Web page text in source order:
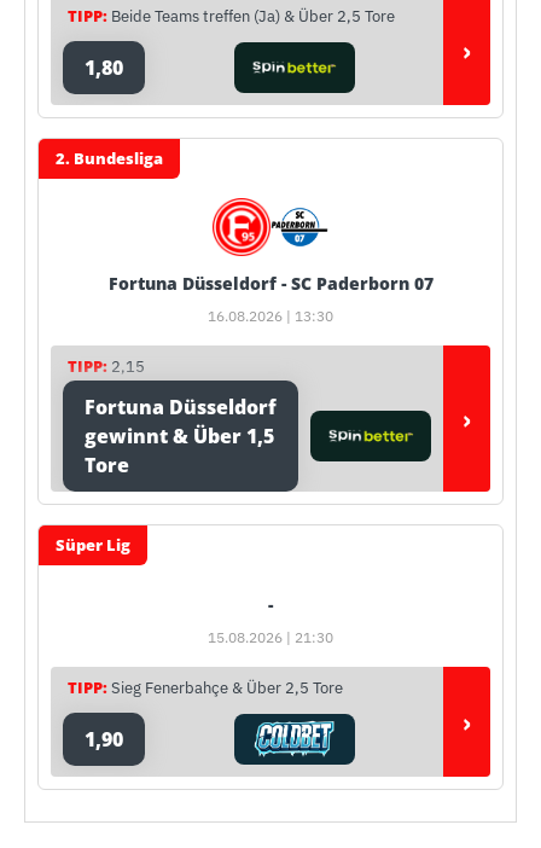
TIPP: Beide Teams treffen (Ja) & Über 2,5 Tore
1,80 ›
2. Bundesliga
Fortuna Düsseldorf - SC Paderborn 07
16.08.2026 | 13:30
TIPP: 2,15
Fortuna Düsseldorf
gewinnt & Über 1,5
Tore
›
Süper Lig
-
15.08.2026 | 21:30
TIPP:Sieg Fenerbahçe & Über 2,5 Tore
1,90 ›